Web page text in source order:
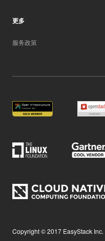
更多
服务政策
Copyright © 2017 EasyStack